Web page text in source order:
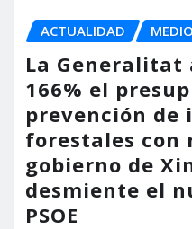
ACTUALIDAD
La Generalitat
166% el
prevención de
forestales con
gobierno de
desmiente el
PSOE